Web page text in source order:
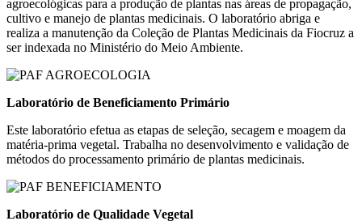
agroecológicas para a produção de plantas nas áreas de propagação,
cultivo e manejo de plantas medicinais. O laboratório abriga e
realiza a manutenção da Coleção de Plantas Medicinais da Fiocruz a
ser indexada no Ministério do Meio Ambiente.
Laboratório de Beneficiamento Primário
Este laboratório efetua as etapas de seleção, secagem e moagem da
matéria-prima vegetal. Trabalha no desenvolvimento e validação de
métodos do processamento primário de plantas medicinais.
Laboratório de Qualidade Vegetal